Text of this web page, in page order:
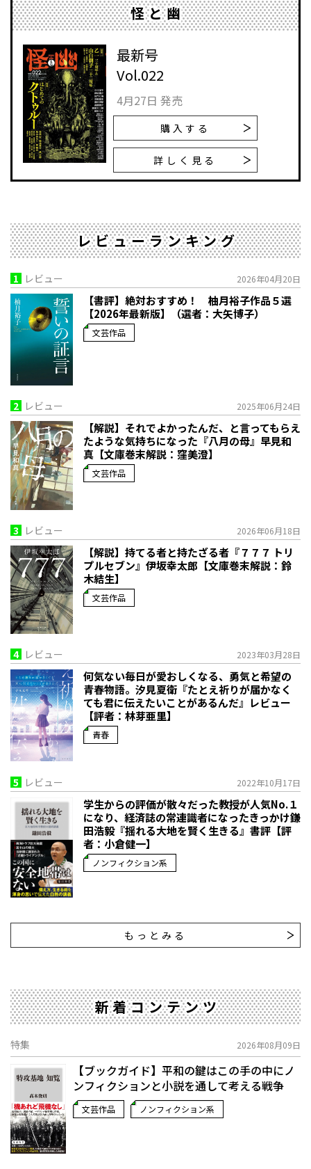
怪と幽
最新号
Vol.022
4月27日 発売
購入する
詳しく見る
レビューランキング
1 レビュー 2026年04月20日
【書評】絶対おすすめ！ 柚月裕子作品５選
【2026年最新版】（選者：大矢博子）
文芸作品
2 レビュー 2025年06月24日
【解説】それでよかったんだ、と言ってもらえ
たような気持ちになった――『八月の母』早見和
真【文庫巻末解説：窪美澄】
文芸作品
3 レビュー 2026年06月18日
【解説】持てる者と持たざる者――『７７７ トリ
プルセブン』伊坂幸太郎【文庫巻末解説：鈴
木結生】
文芸作品
4 レビュー 2023年03月28日
何気ない毎日が愛おしくなる、勇気と希望の
青春物語。――汐見夏衛『たとえ祈りが届かなく
ても君に伝えたいことがあるんだ』レビュー
【評者：林芽亜里】
青春
5 レビュー 2022年10月17日
学生からの評価が散々だった教授が人気No.１
になり、経済誌の常連識者になったきっかけ――鎌
田浩毅『揺れる大地を賢く生きる』書評【評
者：小倉健一】
ノンフィクション系
もっとみる
新着コンテンツ
特集 2026年08月09日
【ブックガイド】平和の鍵はこの手の中に――ノ
ンフィクションと小説を通して考える戦争
文芸作品 ノンフィクション系